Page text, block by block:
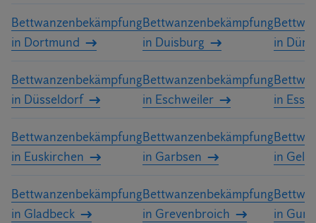
Bettwanzenbekämpfung
in Dortmund
Bettwanzenbekämpfung
in Duisburg
in
Bettwanzenbekämpfung
in Düsseldorf
Bettwanzenbekämpfung
in Eschweiler
in
Bettwanzenbekämpfung
in Euskirchen
Bettwanzenbekämpfung
in Garbsen
in
Bettwanzenbekämpfung
in Gladbeck
Bettwanzenbekämpfung
in Grevenbroich
in